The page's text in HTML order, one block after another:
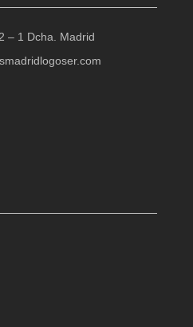
– 1 Dcha. Madrid